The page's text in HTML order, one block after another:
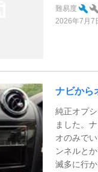
難易度
2026年7月7
ナビから
純正オプ
ました。
オのみで
ンネルと
滅多に行